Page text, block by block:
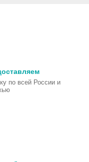
по всей России и